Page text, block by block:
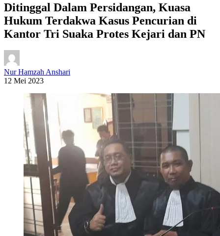
Ditinggal Dalam Persidangan, Kuasa
Hukum Terdakwa Kasus Pencurian di
Kantor Tri Suaka Protes Kejari dan PN
Nur Hamzah Anshari
12 Mei 2023